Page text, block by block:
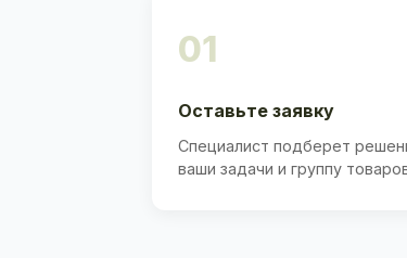
01
Оставьте заявку
Специалист подберет
ваши задачи и группу